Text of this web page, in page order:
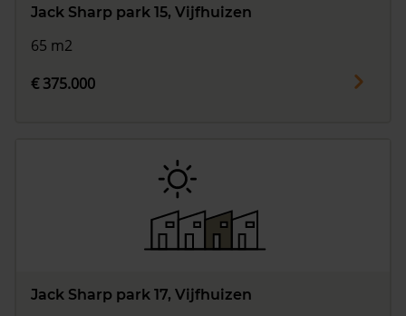
Jack Sharp park 15, Vijfhuizen
65 m2
€ 375.000
Jack Sharp park 17, Vijfhuizen